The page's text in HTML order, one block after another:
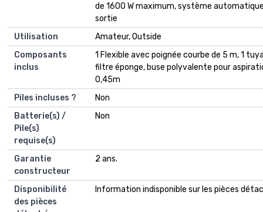
de 1600 W maximum, système
sortie
Utilisation
‎Amateur, Outside
Composants
inclus
‎1 Flexible avec poignée courbe de 5 m, 1
filtre éponge, buse polyvalente pour
0,45m
Piles incluses ?
‎Non
Batterie(s) /
Pile(s)
requise(s)
‎Non
Garantie
constructeur
‎2 ans.
Disponibilité
des pièces
‎Information indisponible sur les pièces